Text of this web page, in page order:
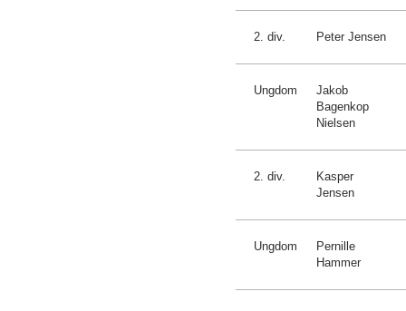
2. div. Peter Jensen
Ungdom
Jakob
Bagenkop
Nielsen
2. div.
Kasper
Jensen
Ungdom
Pernille
Hammer